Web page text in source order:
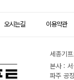
오시는길 이용약관
세종기
본사 :
파주 공